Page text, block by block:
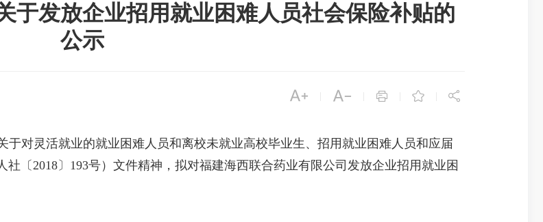
于发放企业招用就业困难人员社会保险补贴的
公示
    
对灵活就业的就业困难人员和离校未就业高校毕业生、招用就业困难人员和应届
〔2018〕193号）文件精神，拟对福建海西联合药业有限公司发放企业招用就业困